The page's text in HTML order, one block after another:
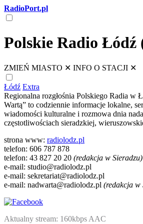
RadioPort.pl
Polskie Radio Łódź
ZMIEŃ MIASTO ✕ INFO O STACJI ✕
Łódź Extra
Regionalna rozgłośnia Polskiego Radia w
Wartą” to codziennie informacje lokalne,
wiadomości kulturalne i rozmowa dnia
częstotliwościach sieradzkiej,
strona www: radiolodz.pl
telefon: 606 787 878
telefon: 43 827 20 20 (redakcja w Sieradzu)
e-mail: studio@radiolodz.pl
e-mail: sekretariat@radiolodz.pl
e-mail: nadwarta@radiolodz.pl (redakcja w
Aktualny stream: 160kbps AAC